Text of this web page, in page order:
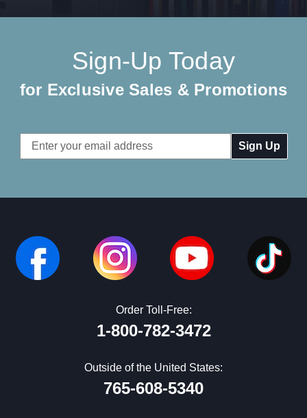
Sign-Up Today
for Exclusive Sales & Promotions
Email
Address
Order Toll-Free:
1-800-782-3472
Outside of the United States:
765-608-5340